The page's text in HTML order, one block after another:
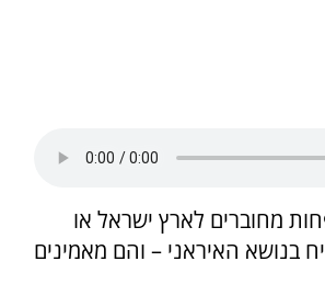
מחוברים לארץ ישראל או
בנושא האיראני – והם מאמינים